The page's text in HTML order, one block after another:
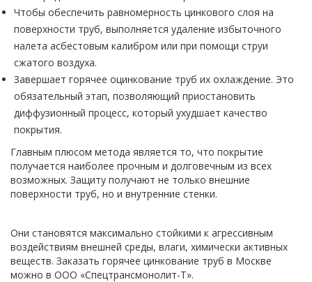
Чтобы обеспечить равномерность цинкового слоя на
поверхности труб, выполняется удаление избыточного
налета асбестовым калибром или при помощи струи
сжатого воздуха.
Завершает горячее оцинкование труб их охлаждение. Это
обязательный этап, позволяющий приостановить
диффузионный процесс, который ухудшает качество
покрытия.
Главным плюсом метода является то, что покрытие
получается наиболее прочным и долговечным из всех
возможных. Защиту получают не только внешние
поверхности труб, но и внутренние стенки.
Они становятся максимально стойкими к агрессивным
воздействиям внешней среды, влаги, химически активных
веществ. Заказать горячее цинкование труб в Москве
можно в ООО «Спецтрансмонолит-Т».